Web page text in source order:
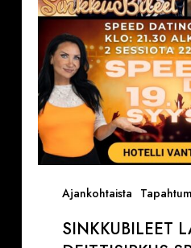
Ajankohtaista
Dating,
Tulisuudelma/Hotelli
Vantaalla
SINKKUBILEET